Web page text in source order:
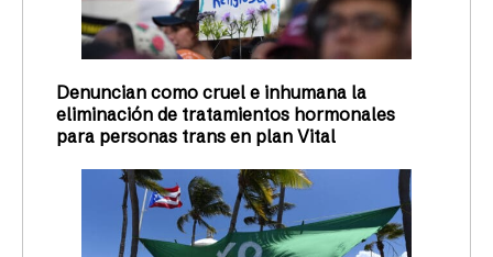
Denuncian como cruel e inhumana la
eliminación de tratamientos hormonales
para personas trans en plan Vital